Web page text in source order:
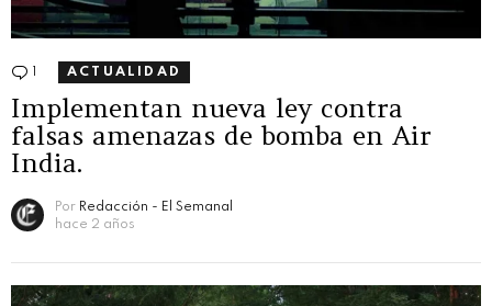
Comentario
ACTUALIDAD
Implementan nueva ley contra
falsas amenazas de bomba en Air
India.
Por Redacción - El Semanal
hace 2 años